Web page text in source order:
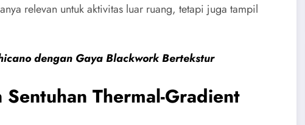
relevan untuk aktivitas luar ruang, tetapi juga tampil
dengan Gaya Blackwork Bertekstur
Thermal-Gradient